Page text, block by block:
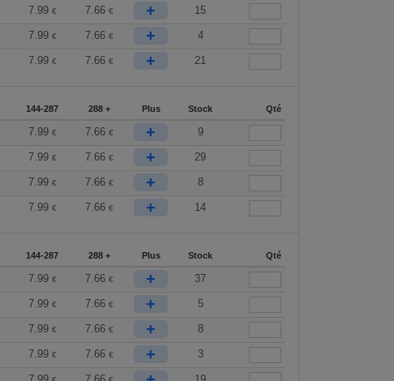
7.99 € 7.66 € + 15
7.99 € 7.66 € + 4
7.99 € 7.66 € + 21
144-287 288 + Plus Stock Qté
7.99 € 7.66 € + 9
7.99 € 7.66 € + 29
7.99 € 7.66 € + 8
7.99 € 7.66 € + 14
144-287 288 + Plus Stock Qté
7.99 € 7.66 € + 37
7.99 € 7.66 € + 5
7.99 € 7.66 € + 8
7.99 € 7.66 € + 3